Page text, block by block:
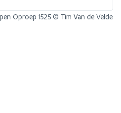
Oproep 1525 © Tim Van de Velde